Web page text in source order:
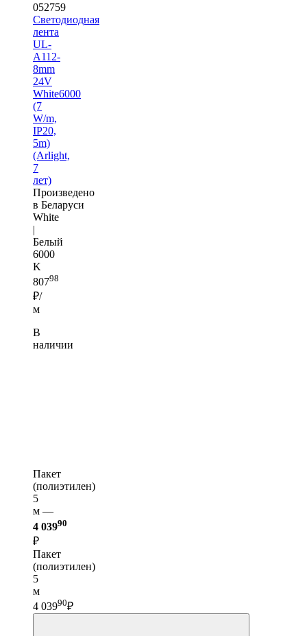
052759
Светодиодная
лента
UL-
A112-
8mm
24V
White6000
(7
W/m,
IP20,
5m)
(Arlight,
7
лет)
Произведено
в Беларуси
White
|
Белый
6000
K
80798
₽/
м
В
наличии
Пакет
(полиэтилен)
5
м —
4 03990
₽
Пакет
(полиэтилен)
5
м
4 03990₽